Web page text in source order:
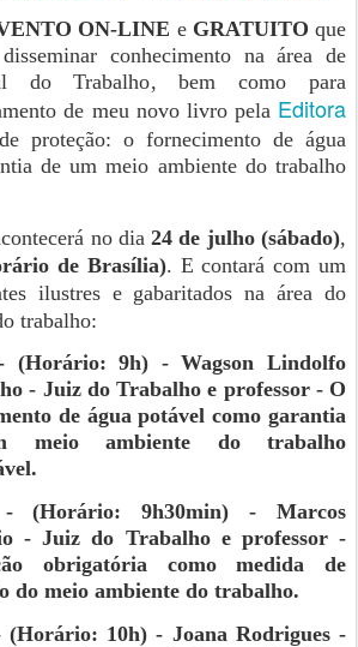
ON-LINE e GRATUITO que
conhecimento na área de
do Trabalho, bem como para
de meu novo livro pela Editora
proteção: o fornecimento de água
de um meio ambiente do trabalho
no dia24 de julho (sábado),
de Brasília). E contará com um
ilustres e gabaritados na área do
trabalho:
(Horário: 9h) - Wagson Lindolfo
- Juiz do Trabalho e professor - O
de água potável como garantia
meio ambiente do trabalho
(Horário: 9h30min) - Marcos
- Juiz do Trabalho e professor -
obrigatória como medida de
do meio ambiente do trabalho.
(Horário: 10h) - Joana Rodrigues -